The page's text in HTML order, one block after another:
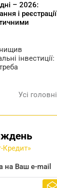
– 2026:
і реєстрації
інвестиції:
Усі головні
Кредит»
на Ваш e-mail